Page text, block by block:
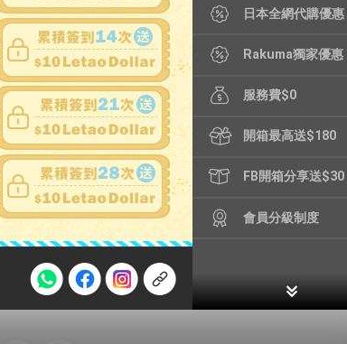
日本全網代購優惠
Rakuma獨家優惠
服務費$0
開箱最高送$180
FB開箱分享送$30
會員分級制度
特別服務
鐵壺漏水檢測
精品鑑定
輪框拆除
加強包裝